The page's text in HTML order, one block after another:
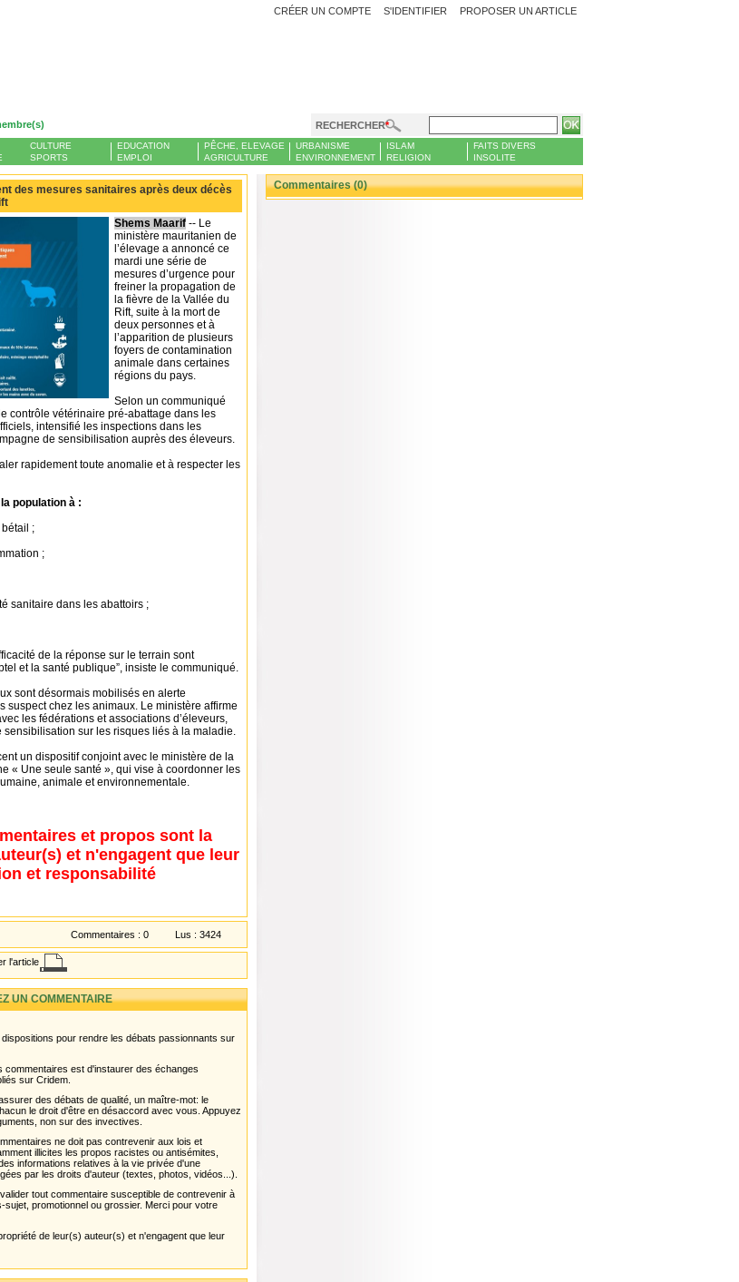
PROPOSER UN ARTICLE
CRÉER UN COMPTE S'IDENTIFIER
RECHERCHER
CULTURE
SPORTS
EDUCATION
EMPLOI
PÊCHE, ELEVAGE
AGRICULTURE
URBANISME
ENVIRONNEMENT
ISLAM
RELIGION
FAITS DIVERS
INSOLITE
des mesures sanitaires après deux décès
Shems Maarif -- Le
ministère mauritanien de
l’élevage a annoncé ce
mardi une série de
mesures d’urgence pour
freiner la propagation de
la fièvre de la Vallée du
Rift, suite à la mort de
deux personnes et à
l’apparition de plusieurs
foyers de contamination
animale dans certaines
régions du pays.
Selon un communiqué
contrôle vétérinaire pré-abattage dans les
intensifié les inspections dans les
de sensibilisation auprès des éleveurs.
rapidement toute anomalie et à respecter les
population à :
;
;
sanitaire dans les abattoirs ;
de la réponse sur le terrain sont
et la santé publique”, insiste le communiqué.
sont désormais mobilisés en alerte
suspect chez les animaux. Le ministère affirme
les fédérations et associations d’éleveurs,
sur les risques liés à la maladie.
un dispositif conjoint avec le ministère de la
« Une seule santé », qui vise à coordonner les
animale et environnementale.
et propos sont la
et n'engagent que leur
et responsabilité
Commentaires : 0 Lus : 3424
l'article
UN COMMENTAIRE
pour rendre les débats passionnants sur
commentaires est d'instaurer des échanges
sur Cridem.
des débats de qualité, un maître-mot: le
le droit d'être en désaccord avec vous. Appuyez
non sur des invectives.
ne doit pas contrevenir aux lois et
illicites les propos racistes ou antisémites,
informations relatives à la vie privée d'une
par les droits d'auteur (textes, photos, vidéos...).
tout commentaire susceptible de contrevenir à
sujet, promotionnel ou grossier. Merci pour votre
de leur(s) auteur(s) et n'engagent que leur
Commentaires (0)